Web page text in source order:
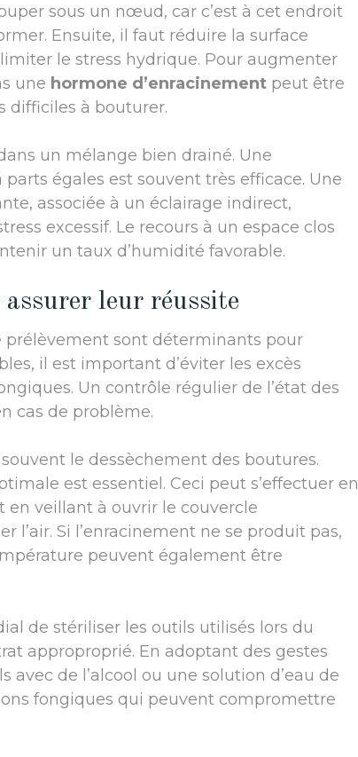
sous un nœud, car c’est à cet endroit
Ensuite, il faut réduire la surface
le stress hydrique. Pour augmenter
une hormone d’enracinement peut être
difficiles à bouturer.
un mélange bien drainé. Une
parts égales est souvent très efficace. Une
associée à un éclairage indirect,
excessif. Le recours à un espace clos
un taux d’humidité favorable.
leur réussite
prélèvement sont déterminants pour
il est important d’éviter les excès
Un contrôle régulier de l’état des
cas de problème.
le dessèchement des boutures.
est essentiel. Ceci peut s’effectuer en
veillant à ouvrir le couvercle
Si l’enracinement ne se produit pas,
peuvent également être
de stériliser les outils utilisés lors du
approproprié. En adoptant des gestes
de l’alcool ou une solution d’eau de
fongiques qui peuvent compromettre